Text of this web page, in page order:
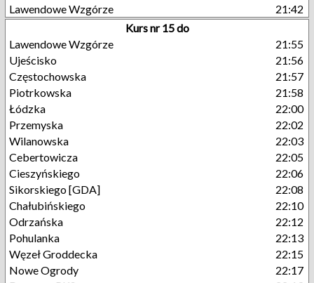
Lawendowe Wzgórze
21:42
Kurs nr 15 do
Lawendowe Wzgórze
21:55
Ujeścisko
21:56
Częstochowska
21:57
Piotrkowska
21:58
Łódzka
22:00
Przemyska
22:02
Wilanowska
22:03
Cebertowicza
22:05
Cieszyńskiego
22:06
Sikorskiego [GDA]
22:08
Chałubińskiego
22:10
Odrzańska
22:12
Pohulanka
22:13
Węzeł Groddecka
22:15
Nowe Ogrody
22:17